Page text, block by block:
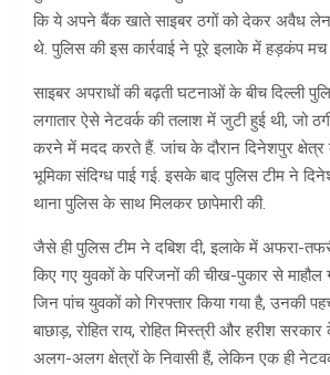
कि ये अपने बैंक खाते साइबर ठगों को देकर अवैध
थे. पुलिस की इस कार्रवाई ने पूरे इलाके में हड़कंप मच
साइबर अपराधों की बढ़ती घटनाओं के बीच दिल्ली
लगातार ऐसे नेटवर्क की तलाश में जुटी हुई थी, जो
करने में मदद करते हैं. जांच के दौरान दिनेशपुर
भूमिका संदिग्ध पाई गई. इसके बाद पुलिस टीम ने
थाना पुलिस के साथ मिलकर छापेमारी की.
जैसे ही पुलिस टीम ने दबिश दी, इलाके में अफरा-
किए गए युवकों के परिजनों की चीख-पुकार से माहौल
जिन पांच युवकों को गिरफ्तार किया गया है, उनकी
बाछाड़, रोहित राय, रोहित मिस्त्री और हरीश
अलग-अलग क्षेत्रों के निवासी हैं, लेकिन एक ही